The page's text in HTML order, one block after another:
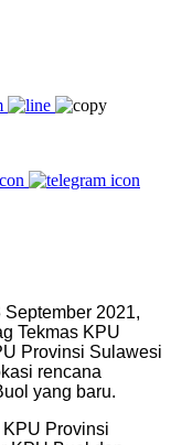
2021,
Tekmas KPU
Provinsi Sulawesi
rencana
yang baru.
Provinsi